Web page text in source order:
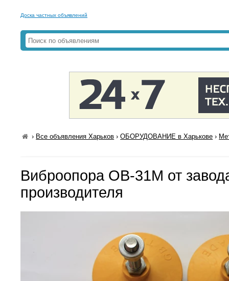
Доска частных объявлений
› Все объявления Харьков ›ОБОРУДОВАНИЕ в Харькове ›
Виброопора ОВ-31М от
производителя